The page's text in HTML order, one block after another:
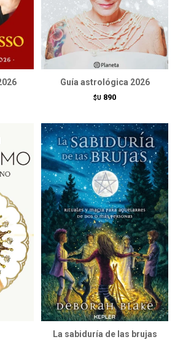
Guía astrológica 2026
$U 890
La sabiduría de las brujas